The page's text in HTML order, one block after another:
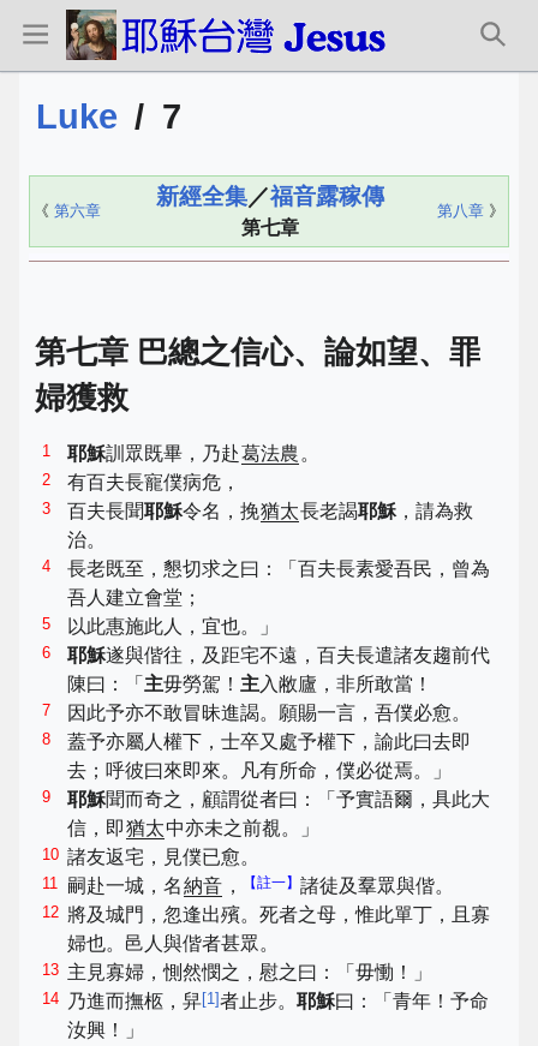
Luke / 7
《 第六章
新經全集／福音露稼傳
第七章
第八章 》
第七章 巴總之信心、論如望、罪
婦獲救
1 耶穌訓眾既畢，乃赴葛法農。
2 有百夫長寵僕病危，
3 百夫長聞耶穌令名，挽猶太長老謁耶穌，請為救
治。
4
長老既至，懇切求之曰：「百夫長素愛吾民，曾為
吾人建立會堂；
5 以此惠施此人，宜也。」
6 耶穌遂與偕往，及距宅不遠，百夫長遣諸友趨前代
陳曰：「主毋勞駕！主入敝廬，非所敢當！
7 因此予亦不敢冒昧進謁。願賜一言，吾僕必愈。
8
蓋予亦屬人權下，士卒又處予權下，諭此曰去即
去；呼彼曰來即來。凡有所命，僕必從焉。」
9 耶穌聞而奇之，顧謂從者曰：「予實語爾，具此大
信，即猶太中亦未之前覩。」
10 諸友返宅，見僕已愈。
11 嗣赴一城，名納音 ， 【註一】諸徒及羣眾與偕。
12 將及城門，忽逢出殯。死者之母，惟此單丁，且寡
婦也。邑人與偕者甚眾。
13 主見寡婦，惻然憫之，慰之曰：「毋慟！」
14 乃進而撫柩，舁[1]者止步。耶穌曰：「青年！予命
汝興！」